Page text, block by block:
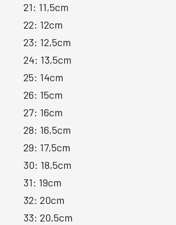
21: 11,5cm
22: 12cm
23: 12,5cm
24: 13,5cm
25: 14cm
26: 15cm
27: 16cm
28: 16,5cm
29: 17,5cm
30: 18,5cm
31: 19cm
32: 20cm
33: 20,5cm